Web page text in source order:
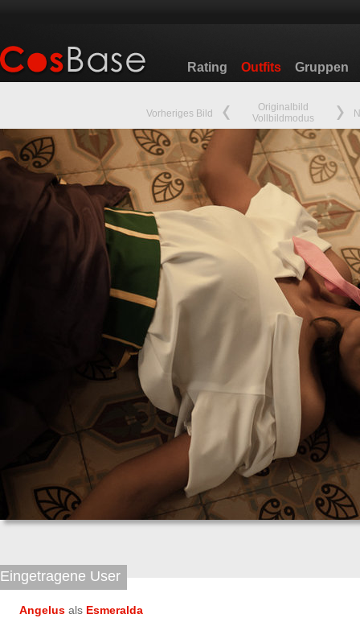
Rating Outfits Gruppen
Vorheriges Bild
Originalbild
Vollbildmodus
Eingetragene User
Angelus als Esmeralda